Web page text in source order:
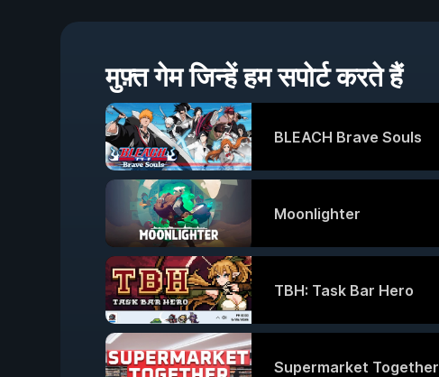
मुफ़्त गेम जिन्हें हम सपोर्ट करते हैं
BLEACH Brave Souls
Moonlighter
TBH: Task Bar Hero
Supermarket Together